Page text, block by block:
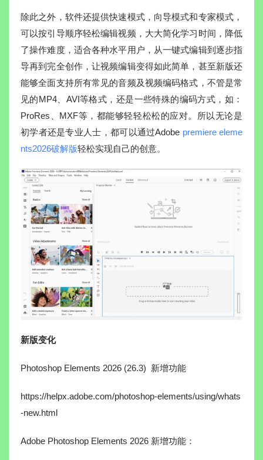
除此之外，软件还提供快速模式，向导模式和专家模式，
可以按引导顺序轻松编辑视频，大大简化学习时间，降低
了操作难度，适合各种水平用户，从一键式编辑到逐步指
导再到完全创作，让视频编辑变得如此简单，甚至新版还
能够全面支持所有常见的音频及视频编码格式，不管是常
见的MP4、AVI等格式，还是一些特殊的编码方式，如：
ProRes、MXF等，都能够轻轻松松的应对。所以无论是
初学者还是专业人士，都可以通过Adobe premiere eleme
nts2026破解版轻松实现自己的创意。
新版变化
Photoshop Elements 2026 (26.3) 新增功能
https://helpx.adobe.com/photoshop-elements/using/whats
-new.html
Adobe Photoshop Elements 2026 新增功能：